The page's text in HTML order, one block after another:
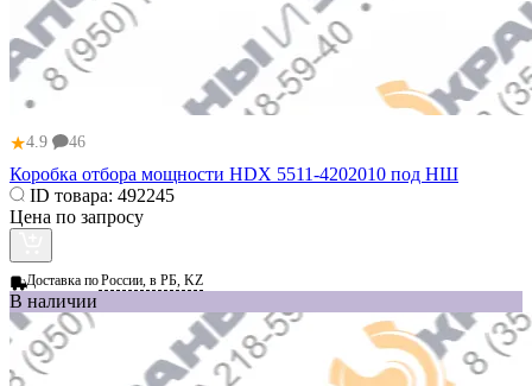
★4.9 46
Коробка отбора мощности HDX 5511-4202010 под НШ
ID товара: 492245
Цена по запросу
Доставка поРоссии, в РБ, KZ
В наличии